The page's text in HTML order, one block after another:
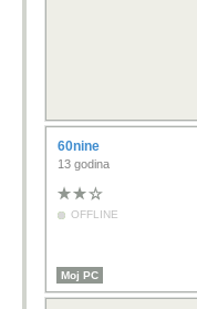
60nine
13 godina
OFFLINE
Moj PC